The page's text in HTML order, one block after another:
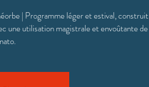
| Programme léger et estival, construit
une utilisation magistrale et envoûtante de